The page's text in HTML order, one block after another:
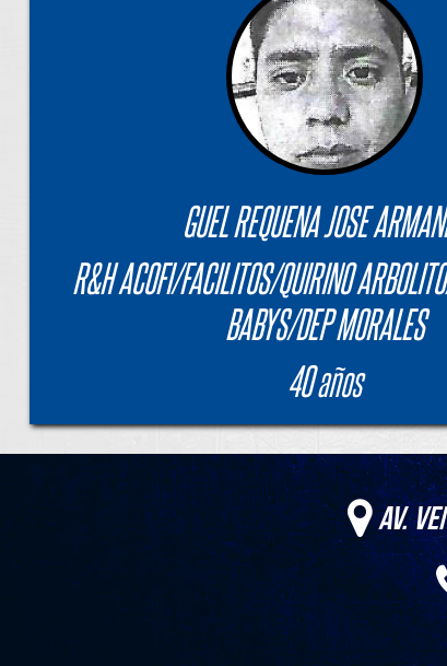
GUEL REQUENA JOSE
R&H ACOFI/FACILITOS/QUIRINO
BABYS/DEP MORALES
40 años
Av.